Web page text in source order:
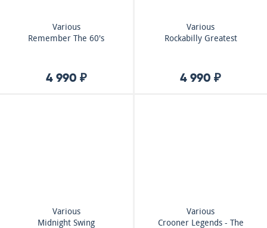
Various
Remember The 60's
4 990 ₽
Various
Rockabilly Greatest
4 990 ₽
Various
Midnight Swing
Various
Crooner Legends - The